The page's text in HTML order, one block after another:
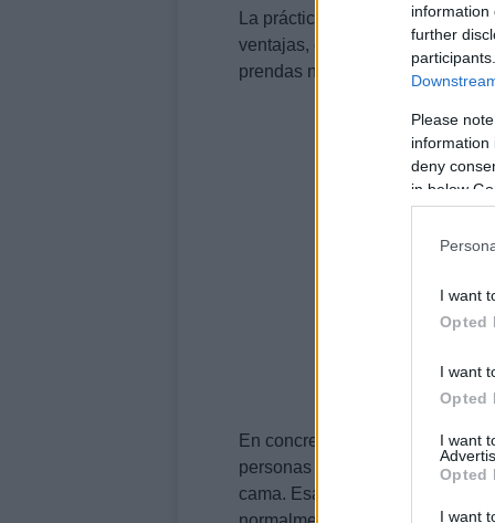
information
further
Please
information
deny
in below
I want
Opted
I want
Opted
I want
Opted
I want
La práctica de mantener los
ventajas, como conciliar el
prendas no limpias.
En concreto, un estudio citado
personas que duermen con
cama. Esa costumbre puede